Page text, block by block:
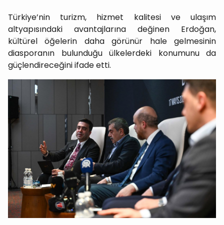
Türkiye’nin turizm, hizmet kalitesi ve ulaşım
altyapısındaki avantajlarına değinen Erdoğan,
kültürel öğelerin daha görünür hale gelmesinin
diasporanın bulunduğu ülkelerdeki konumunu da
güçlendireceğini ifade etti.